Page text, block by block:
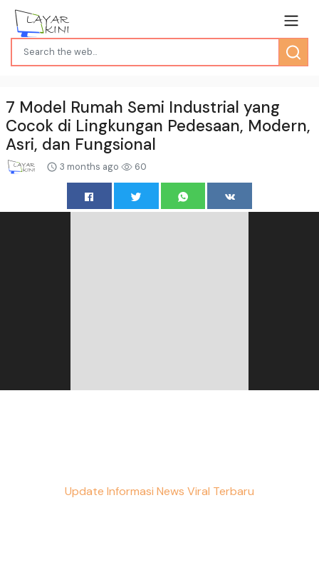
7 Model Rumah Semi Industrial yang
Cocok di Lingkungan Pedesaan, Modern,
Asri, dan Fungsional
3 months ago 60
Update Informasi News Viral Terbaru